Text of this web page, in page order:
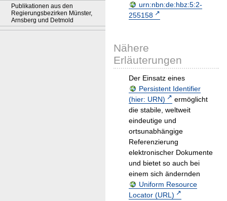
Publikationen aus den
Regierungsbezirken Münster,
Arnsberg und Detmold
urn:nbn:de:hbz:5:2-
255158
Nähere
Erläuterungen
Der Einsatz eines
Persistent Identifier
(hier: URN)
ermöglicht
die stabile, weltweit
eindeutige und
ortsunabhängige
Referenzierung
elektronischer Dokumente
und bietet so auch bei
einem sich ändernden
Uniform Resource
Locator (URL)